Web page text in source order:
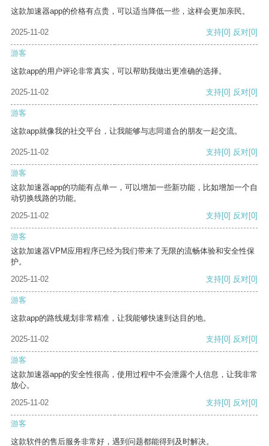
这款加速器app的价格有点贵，可以适当降低一些，这样会更加亲民。
2025-11-02 支持[0] 反对[0]
游客
这款app的用户评论非常真实，可以帮助我做出更准确的选择。
2025-11-02 支持[0] 反对[0]
游客
这款app就像我的社交平台，让我能够与志同道合的朋友一起交流。
2025-11-02 支持[0] 反对[0]
游客
这款加速器app的功能有点单一，可以增加一些新功能，比如增加一个自
动切换线路的功能。
2025-11-02
支持[0] 反对[0]
游客
这款加速器VPM应用程序已经为我们带来了无限的流畅体验和安全性保
护。
2025-11-02
支持[0] 反对[0]
游客
这款app的路线规划非常精准，让我能够快速到达目的地。
2025-11-02 支持[0] 反对[0]
游客
这款加速器app的安全性很高，使用过程中不会泄露个人信息，让我非常
放心。
2025-11-02
支持[0] 反对[0]
游客
这款软件的售后服务非常好，遇到问题都能得到及时解决。